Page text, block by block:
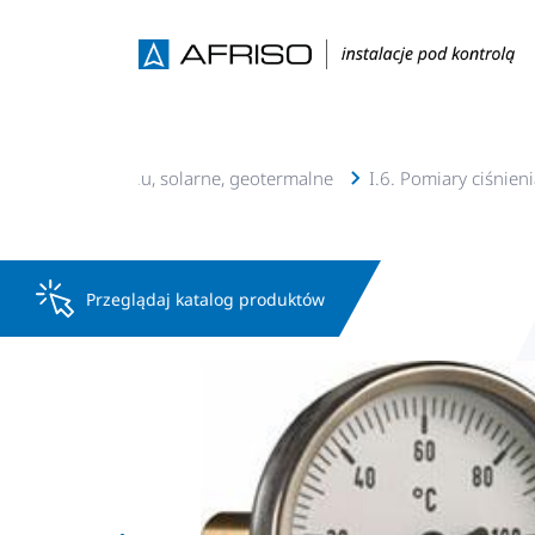
c.o., c.w.u, solarne, geotermalne I.6. Pomiary
Przeglądaj katalog produktów